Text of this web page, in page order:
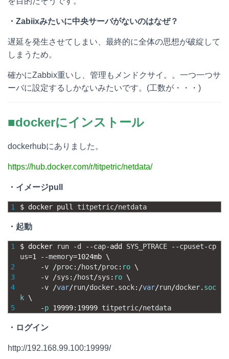
・Zabiixみたいに中央サーバがないのはなぜ？
遅延を発生させてしまい、最終的に全体の思想が破綻して
しまうため。
確かにZabbix重いし、管理もメンドクサイ。。一つ一つサ
ーバに設定するしかないみたいです。(工数が・・・)
■dockerにインストール
dockerhubにありました。
https://hub.docker.com/r/titpetric/netdata/
・イメージpull
1 $ docker pull titpetric/netdata
・起動
1
2
3
4
5
$ docker run -d --cap-add SYS_PTRACE --cpuset-cp
us=1 --memory=1024mb \
-v /proc: /host/proc: ro \
-v /sys : /host/sys : ro \
-v /var/run/docker. sock: /var/run/docker. soc
k \
-p 19999: 19999 titpetric/netdata
・ログイン
http://192.168.99.100:19999/